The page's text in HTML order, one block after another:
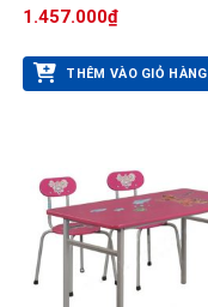
1.457.000₫
THÊM VÀO GIỎ HÀNG